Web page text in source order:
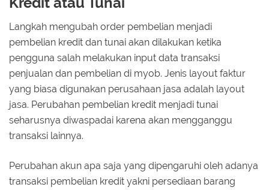
Langkah mengubah order pembelian menjadi
pembelian kredit dan tunai akan dilakukan ketika
pengguna salah melakukan input data transaksi
penjualan dan pembelian di myob. Jenis layout faktur
yang biasa digunakan perusahaan jasa adalah layout
jasa. Perubahan pembelian kredit menjadi tunai
seharusnya diwaspadai karena akan mengganggu
transaksi lainnya.
Perubahan akun apa saja yang dipengaruhi oleh adanya
transaksi pembelian kredit yakni persediaan barang